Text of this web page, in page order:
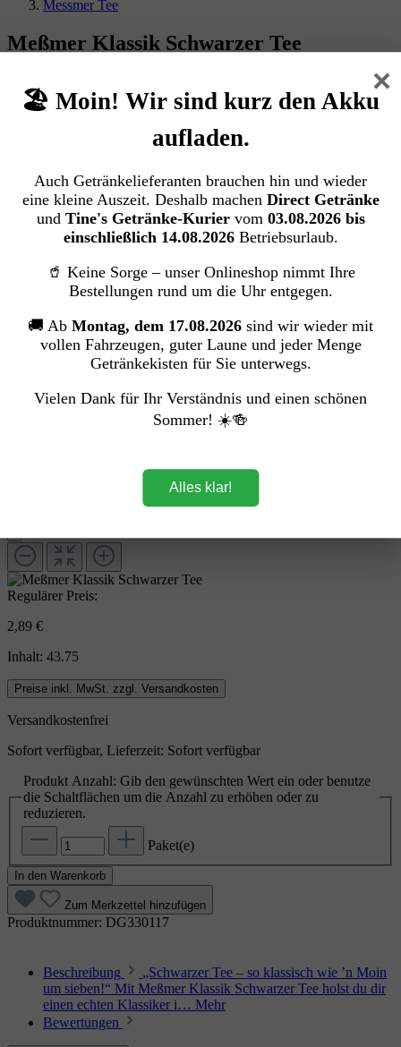
Messmer Tee
Meßmer Klassik Schwarzer Tee
Bildergalerie überspringen
Regulärer Preis:
2,89 €
Inhalt: 43.75
Preise inkl. MwSt. zzgl. Versandkosten
Versandkostenfrei
Sofort verfügbar, Lieferzeit: Sofort verfügbar
Produkt Anzahl: Gib den gewünschten Wert ein oder benutze
die Schaltflächen um die Anzahl zu erhöhen oder zu
reduzieren.
Paket(e)
In den Warenkorb
Zum Merkzettel hinzufügen
Produktnummer: DG330117
Beschreibung
„Schwarzer Tee – so klassisch wie ’n Moin
um sieben!“ Mit Meßmer Klassik Schwarzer Tee holst du dir
einen echten Klassiker i… Mehr
Bewertungen
×
🏖️ Moin! Wir sind kurz den Akku
aufladen.
Auch Getränkelieferanten brauchen hin und wieder
eine kleine Auszeit. Deshalb machen Direct Getränke
und Tine's Getränke-Kuriervom 03.08.2026 bis
einschließlich 14.08.2026Betriebsurlaub.
🥤 Keine Sorge – unser Onlineshop nimmt Ihre
Bestellungen rund um die Uhr entgegen.
🚚 Ab Montag, dem 17.08.2026 sind wir wieder mit
vollen Fahrzeugen, guter Laune und jeder Menge
Getränkekisten für Sie unterwegs.
Vielen Dank für Ihr Verständnis und einen schönen
Sommer! ☀️🍻
Alles klar!